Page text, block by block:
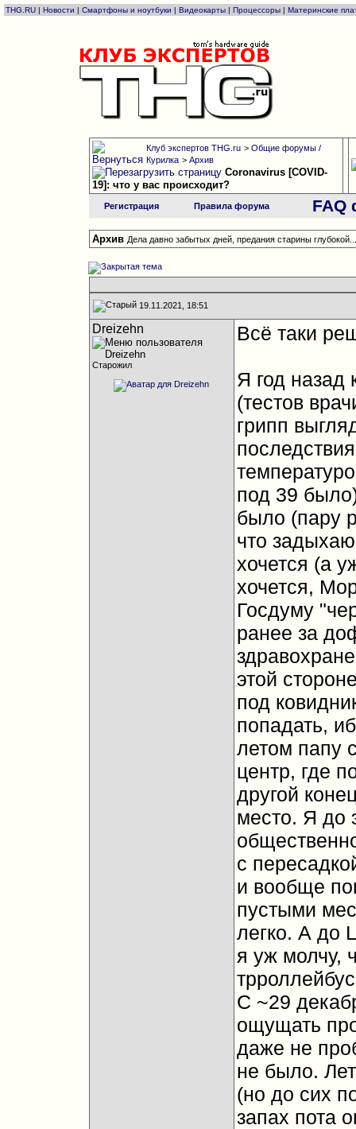
THG.RU | Новости | Смартфоны и ноутбуки | Видеокарты | Процессоры | Материнские
Клуб экспертов THG.ru > Общие форумы /
Курилка > Архив
Coronavirus [COVID-
19]: что у вас происходит?
Регистрация Правила форума FAQ
Архив Дела давно забытых дней, предания старины глубокой...
19.11.2021, 18:51
Dreizehn
Старожил
Всё таки
Я год назад
(тестов
грипп
под 39
было (пару
что
хочется (а
хочется,
Госдуму
ранее за
этой
под
попадать,
летом папу
центр, где
другой
место. Я до
с
и вообще
пустыми
легко. А до
я уж молчу,
С ~29
ощущать
даже не
не было.
(но до сих
запах пота